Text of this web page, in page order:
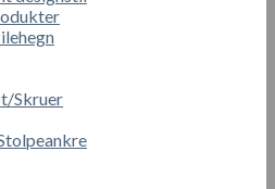
Skruer